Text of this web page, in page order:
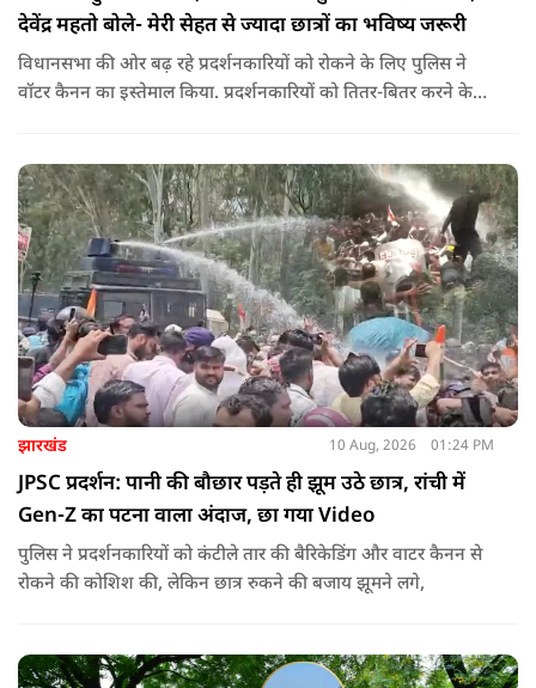
देवेंद्र महतो बोले- मेरी सेहत से ज्यादा छात्रों का भविष्य जरूरी
विधानसभा की ओर बढ़ रहे प्रदर्शनकारियों को रोकने के लिए पुलिस ने
वॉटर कैनन का इस्तेमाल किया. प्रदर्शनकारियों को तितर-बितर करने के
झारखंड 10 Aug, 2026 01:24 PM
JPSC प्रदर्शन: पानी की बौछार पड़ते ही झूम उठे छात्र, रांची में
Gen-Z का पटना वाला अंदाज, छा गया Video
पुलिस ने प्रदर्शनकारियों को कंटीले तार की बैरिकेडिंग और वाटर कैनन से
रोकने की कोशिश की, लेकिन छात्र रुकने की बजाय झूमने लगे,